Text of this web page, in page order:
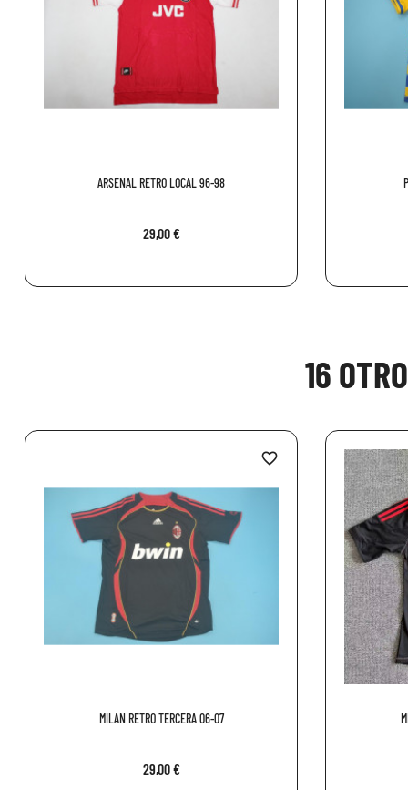
ARSENAL RETRO LOCAL 96-98
29,00 €
16
MILAN RETRO TERCERA 06-07
29,00 €
favorite_border